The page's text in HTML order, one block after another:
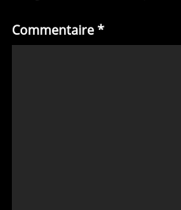
Commentaire*